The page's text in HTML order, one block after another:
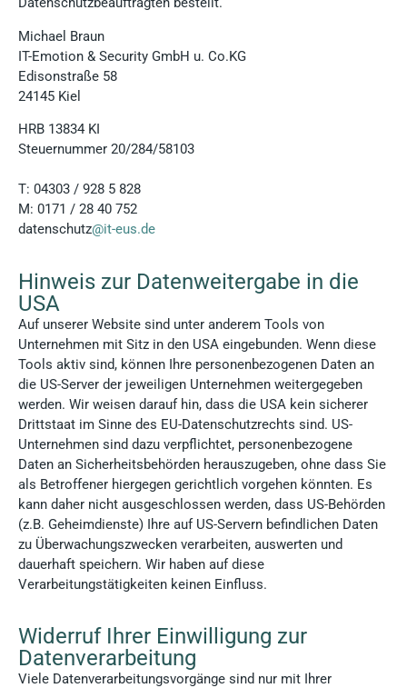
Michael Braun
IT-Emotion & Security GmbH u. Co.KG
Edisonstraße 58
24145 Kiel
HRB 13834 KI
Steuernummer 20/284/58103
T: 04303 / 928 5 828
M: 0171 / 28 40 752
datenschutz@it-eus.de
Hinweis zur Datenweitergabe in die
USA
Auf unserer Website sind unter anderem Tools von
Unternehmen mit Sitz in den USA eingebunden. Wenn diese
Tools aktiv sind, können Ihre personenbezogenen Daten an
die US-Server der jeweiligen Unternehmen weitergegeben
werden. Wir weisen darauf hin, dass die USA kein sicherer
Drittstaat im Sinne des EU-Datenschutzrechts sind. US-
Unternehmen sind dazu verpflichtet, personenbezogene
Daten an Sicherheitsbehörden herauszugeben, ohne dass Sie
als Betroffener hiergegen gerichtlich vorgehen könnten. Es
kann daher nicht ausgeschlossen werden, dass US-Behörden
(z.B. Geheimdienste) Ihre auf US-Servern befindlichen Daten
zu Überwachungszwecken verarbeiten, auswerten und
dauerhaft speichern. Wir haben auf diese
Verarbeitungstätigkeiten keinen Einfluss.
Widerruf Ihrer Einwilligung zur
Datenverarbeitung
Viele Datenverarbeitungsvorgänge sind nur mit Ihrer